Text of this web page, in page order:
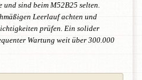
sind beim M52B25 selten.
Leerlauf achten und
prüfen. Ein solider
Wartung weit über 300.000